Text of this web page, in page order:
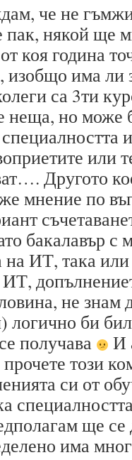
че не
пак, някой ще
коя година
изобщо има
са 3ти
неща, но може
или
Другото
мнение по
бакалавър с
на ИТ, така
не знам
логично би
получава
И
този
си от
ще се
има